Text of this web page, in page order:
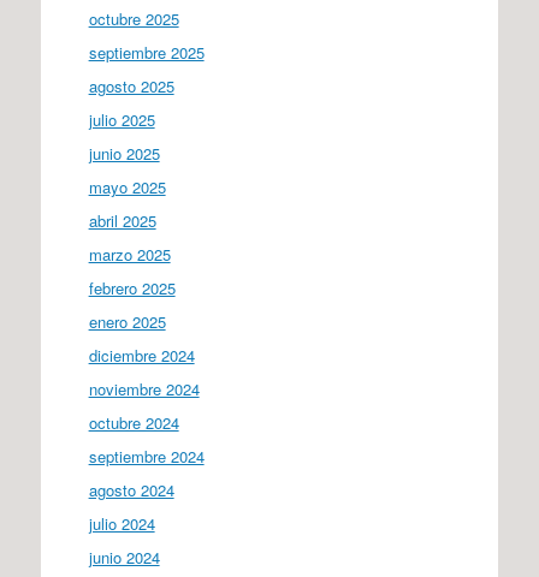
octubre 2025
septiembre 2025
agosto 2025
julio 2025
junio 2025
mayo 2025
abril 2025
marzo 2025
febrero 2025
enero 2025
diciembre 2024
noviembre 2024
octubre 2024
septiembre 2024
agosto 2024
julio 2024
junio 2024